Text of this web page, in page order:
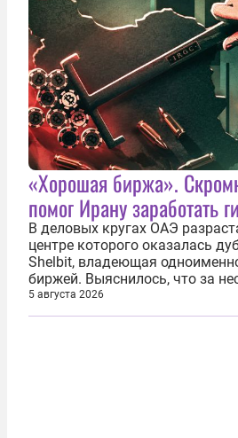
«Хорошая биржа».
помог Ирану заработать
В деловых кругах ОАЭ
центре которого оказалась
Shelbit, владеющая
биржей. Выяснилось, что за
существования через Shelbit
млрд долларов в
5 августа 2026